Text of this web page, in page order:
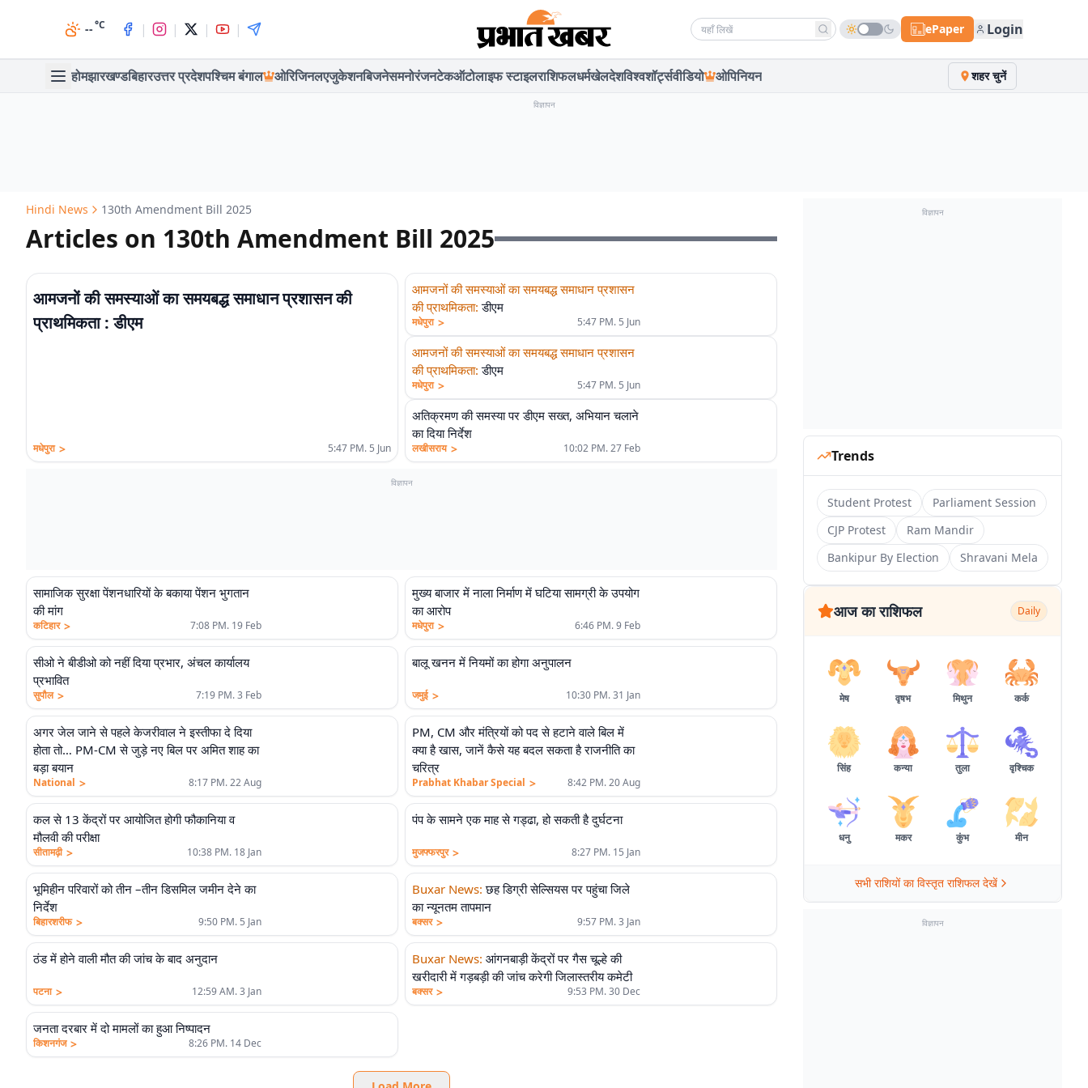
--°C | | | | Search news ePaper Login
होमझारखण्डबिहारउत्तर प्रदेशपश्चिम बंगाल ओरिजिनलएजुकेशनबिजनेसमनोरंजनटेकऑटोलाइफ स्टाइलराशिफलधर्मखेलदेशविश्वशॉर्ट्सवीडियो ओपिनियन शहर चुनें
विज्ञापन
Hindi News 130th Amendment Bill 2025
Articles on 130th Amendment Bill 2025
आमजनों की समस्याओं का समयबद्ध समाधान प्रशासन की
प्राथमिकता : डीएम
मधेपुरा > 5:47 PM. 5 Jun
आमजनों की समस्याओं का समयबद्ध समाधान प्रशासन
की प्राथमिकता: डीएम
मधेपुरा > 5:47 PM. 5 Jun
आमजनों की समस्याओं का समयबद्ध समाधान प्रशासन
की प्राथमिकता: डीएम
मधेपुरा > 5:47 PM. 5 Jun
अतिक्रमण की समस्या पर डीएम सख्त, अभियान चलाने
का दिया निर्देश
लखीसराय > 10:02 PM. 27 Feb
विज्ञापन
सामाजिक सुरक्षा पेंशनधारियों के बकाया पेंशन भुगतान
की मांग
कटिहार > 7:08 PM. 19 Feb
मुख्य बाजार में नाला निर्माण में घटिया सामग्री के उपयोग
का आरोप
मधेपुरा > 6:46 PM. 9 Feb
सीओ ने बीडीओ को नहीं दिया प्रभार, अंचल कार्यालय
प्रभावित
सुपौल > 7:19 PM. 3 Feb
बालू खनन में नियमों का होगा अनुपालन
जमुई > 10:30 PM. 31 Jan
अगर जेल जाने से पहले केजरीवाल ने इस्तीफा दे दिया
होता तो… PM-CM से जुड़े नए बिल पर अमित शाह का
बड़ा बयान
National > 8:17 PM. 22 Aug
PM, CM और मंत्रियों को पद से हटाने वाले बिल में
क्या है खास, जानें कैसे यह बदल सकता है राजनीति का
चरित्र
Prabhat Khabar Special > 8:42 PM. 20 Aug
कल से 13 केंद्रों पर आयोजित होगी फौकानिया व
मौलवी की परीक्षा
सीतामढ़ी > 10:38 PM. 18 Jan
पंप के सामने एक माह से गड्ढा, हो सकती है दुर्घटना
मुजफ्फरपुर > 8:27 PM. 15 Jan
भूमिहीन परिवारों को तीन –तीन डिसमिल जमीन देने का
निर्देश
बिहारशरीफ > 9:50 PM. 5 Jan
Buxar News: छह डिग्री सेल्सियस पर पहुंचा जिले
का न्यूनतम तापमान
बक्सर > 9:57 PM. 3 Jan
ठंड में होने वाली मौत की जांच के बाद अनुदान
पटना > 12:59 AM. 3 Jan
Buxar News: आंगनबाड़ी केंद्रों पर गैस चूल्हे की
खरीदारी में गड़बड़ी की जांच करेगी जिलास्तरीय कमेटी
बक्सर > 9:53 PM. 30 Dec
जनता दरबार में दो मामलों का हुआ निष्पादन
किशनगंज > 8:26 PM. 14 Dec
विज्ञापन
Trends
Student Protest
Parliament Session
CJP Protest
Ram Mandir
Bankipur By Election
Shravani Mela
आज का राशिफल Daily
मेष वृषभ मिथुन कर्क
सिंह कन्या तुला वृश्चिक
धनु मकर कुंभ मीन
सभी राशियों का विस्तृत राशिफल देखें
विज्ञापन